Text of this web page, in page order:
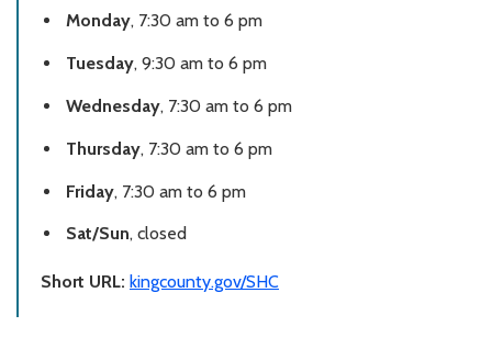
Monday, 7:30 am to 6 pm
Tuesday, 9:30 am to 6 pm
Wednesday, 7:30 am to 6 pm
Thursday, 7:30 am to 6 pm
Friday, 7:30 am to 6 pm
Sat/Sun, closed
Short URL: kingcounty.gov/SHC